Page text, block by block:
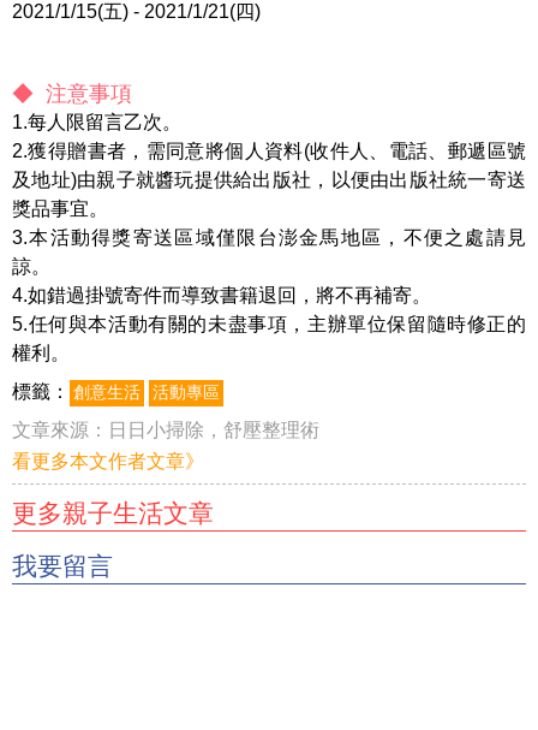
2021/1/15(五) - 2021/1/21(四)
◆ 注意事項
1.每人限留言乙次。
2.獲得贈書者，需同意將個人資料(收件人、電話、郵遞區號
及地址)由親子就醬玩提供給出版社，以便由出版社統一寄送
獎品事宜。
3.本活動得獎寄送區域僅限台澎金馬地區，不便之處請見
諒。
4.如錯過掛號寄件而導致書籍退回，將不再補寄。
5.任何與本活動有關的未盡事項，主辦單位保留隨時修正的
權利。
標籤：
創意生活 活動專區
文章來源： 日日小掃除，舒壓整理術
看更多本文作者文章》
更多親子生活文章
我要留言